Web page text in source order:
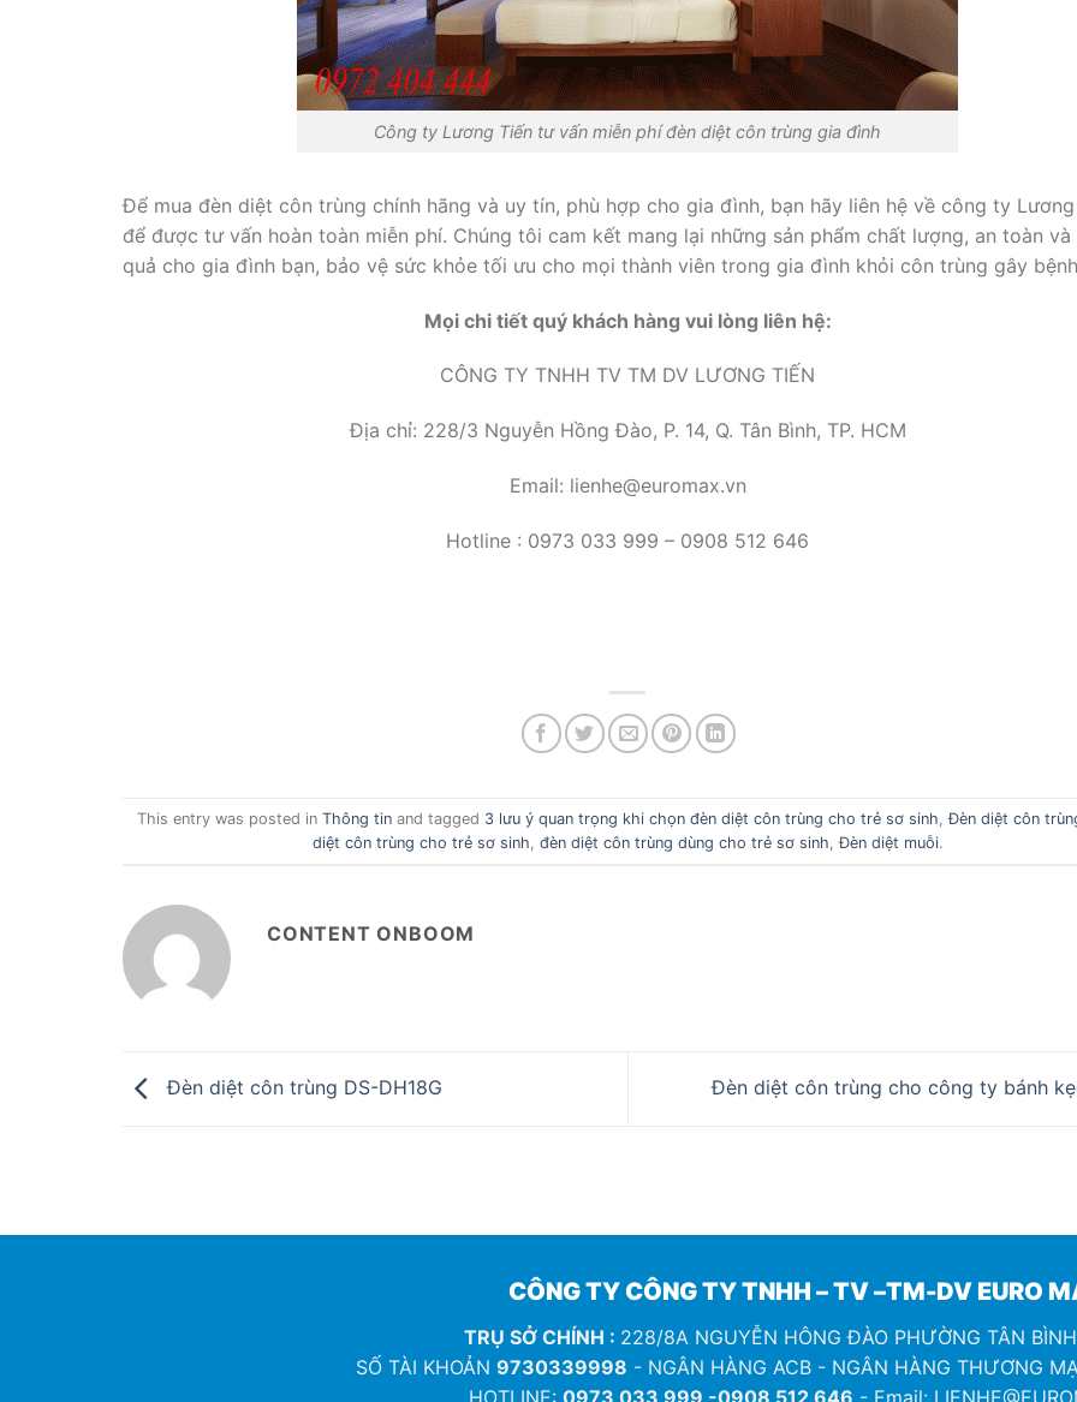
Công ty Lương Tiến tư vấn miễn phí đèn diệt côn trùng gia đình
Để mua đèn diệt côn trùng chính hãng và uy tín, phù hợp cho gia đình, bạn hãy liên hệ về công ty Lương
để được tư vấn hoàn toàn miễn phí. Chúng tôi cam kết mang lại những sản phẩm chất lượng, an toàn và
quả cho gia đình bạn, bảo vệ sức khỏe tối ưu cho mọi thành viên trong gia đình khỏi côn trùng gây
Mọi chi tiết quý khách hàng vui lòng liên hệ:
CÔNG TY TNHH TV TM DV LƯƠNG TIẾN
Địa chỉ: 228/3 Nguyễn Hồng Đào, P. 14, Q. Tân Bình, TP. HCM
Email: lienhe@euromax.vn
Hotline : 0973 033 999 – 0908 512 646
This entry was posted in Thông tinand tagged 3 lưu ý quan trọng khi chọn đèn diệt côn trùng cho trẻ sơ sinh ,Đèn diệt côn
diệt côn trùng cho trẻ sơ sinh đèn diệt côn trùng dùng cho trẻ sơ sinh ,Đèn diệt muỗi.
CONTENT ONBOOM
Đèn diệt côn trùng DS-DH18G Đèn diệt côn trùng cho công ty bánh
CÔNG TY CÔNG TY TNHH – TV –TM-DV EURO
TRỤ SỞ CHÍNH : 228/8A NGUYỄN HÔNG ĐÀO PHƯỜNG TÂN
SỐ TÀI KHOẢN 9730339998 - NGÂN HÀNG ACB - NGÂN HÀNG THƯƠNG
HOTLINE: 0973 033 999 -0908 512 646 - Email: